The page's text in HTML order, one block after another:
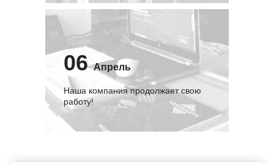
06 Апрель
Наша компания продолжает свою
работу!